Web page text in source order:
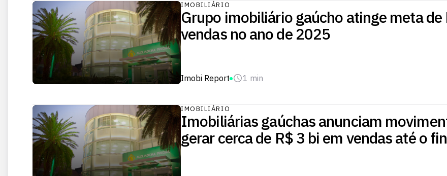
IMOBILIÁRIO
Grupo imobiliário gaúcho atinge meta de
vendas no ano de 2025
Imobi Report 1 min
IMOBILIÁRIO
Imobiliárias gaúchas anunciam
gerar cerca de R$ 3 bi em vendas até o